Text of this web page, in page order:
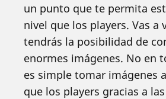
un punto que te permita
nivel que los players. Vas a
tendrás la posibilidad de
enormes imágenes. No en
es simple tomar imágenes
que los players gracias a